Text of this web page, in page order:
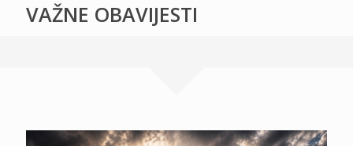
VAŽNE OBAVIJESTI